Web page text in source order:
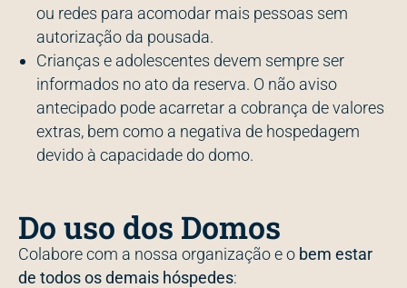
ou redes para acomodar mais pessoas sem
autorização da pousada.
Crianças e adolescentes devem sempre ser
informados no ato da reserva. O não aviso
antecipado pode acarretar a cobrança de valores
extras, bem como a negativa de hospedagem
devido à capacidade do domo.
Do uso dos Domos
Colabore com a nossa organização e o bem estar
de todos os demais hóspedes: